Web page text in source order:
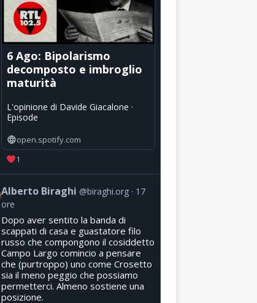
6 Ago: Bipolarismo
decomposto e imbroglio
maturità
L'opinione di Davide Giacalone ·
Episode
open.spotify.com
1
Alberto Biraghi @biraghi.org
17
ore
Dopo aver sentito la banda di
scappati di casa e guastatore filo
russo che compongono il cosiddetto
Campo Largo comincio a pensare
che (purtroppo) uno come Crosetto
sia il meno peggio che possiamo
permetterci. Almeno sostiene una
posizione.